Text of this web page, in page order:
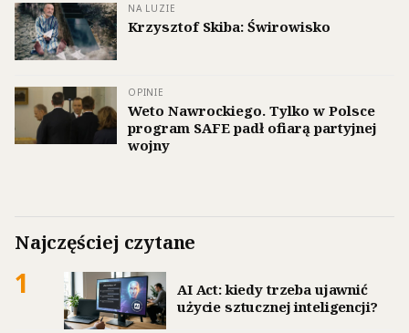
NA LUZIE
Krzysztof Skiba: Świrowisko
OPINIE
Weto Nawrockiego. Tylko w Polsce
program SAFE padł ofiarą partyjnej
wojny
Najczęściej czytane
1
AI Act: kiedy trzeba ujawnić
użycie sztucznej inteligencji?